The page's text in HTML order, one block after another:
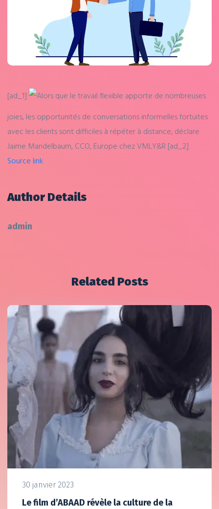
[ad_1]
Alors que le travail flexible apporte de nombreuses
joies, les opportunités de conversations informelles fortuites
avec les clients sont difficiles à répéter à distance, déclare
Jaime Mandelbaum, CCO, Europe chez VMLY&R [ad_2]
Source link
Author Details
admin
Related Posts
30 janvier 2023
Le film d’ABAAD révèle la culture de la